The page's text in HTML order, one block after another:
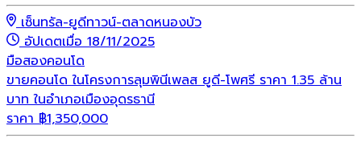
เซ็นทรัล-ยูดีทาวน์-ตลาดหนองบัว
อัปเดตเมื่อ 18/11/2025
มือสองคอนโด
ขายคอนโด ในโครงการลุมพินีเพลส ยูดี-โพศรี ราคา 1.35 ล้าน
บาท ในอำเภอเมืองอุดรธานี
ราคา ฿1,350,000